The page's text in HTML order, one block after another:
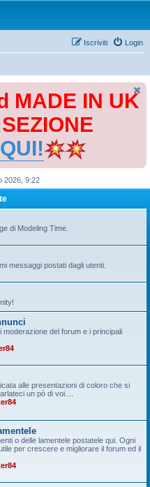
Login
Iscriviti
MADE IN UK
QUI!
2026, 9:22
di Modeling Time.
messaggi postati dagli utenti.
moderazione del forum e i principali
alle presentazioni di coloro che si
un pò di voi....
o delle lamentele postatele qui. Ogni
per crescere e migliorare il forum ed il